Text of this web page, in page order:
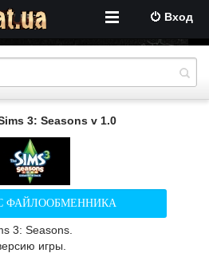
Вход
3: Seasons v 1.0
ФАЙЛООБМЕННИКА
3: Seasons.
игры.